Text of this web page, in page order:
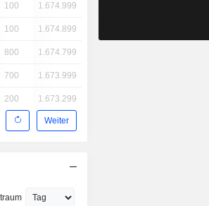
100 1.674.999
100 1.674.899
800 1.674.799
700 1.673.999
200 1.673.299
Weiter